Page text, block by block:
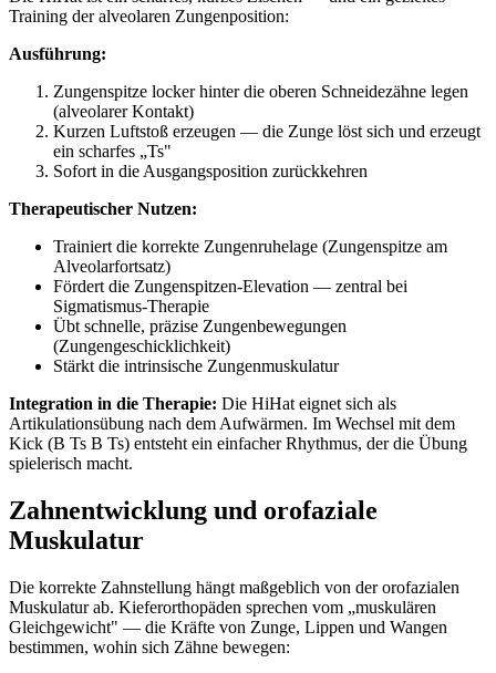
Training der alveolaren Zungenposition:
Ausführung:
Zungenspitze locker hinter die oberen Schneidezähne legen
(alveolarer Kontakt)
Kurzen Luftstoß erzeugen — die Zunge löst sich und erzeugt
ein scharfes „Ts"
Sofort in die Ausgangsposition zurückkehren
Therapeutischer Nutzen:
Trainiert die korrekte Zungenruhelage (Zungenspitze am
Alveolarfortsatz)
Fördert die Zungenspitzen-Elevation — zentral bei
Sigmatismus-Therapie
Übt schnelle, präzise Zungenbewegungen
(Zungengeschicklichkeit)
Stärkt die intrinsische Zungenmuskulatur
Integration in die Therapie: Die HiHat eignet sich als
Artikulationsübung nach dem Aufwärmen. Im Wechsel mit dem
Kick (B Ts B Ts) entsteht ein einfacher Rhythmus, der die Übung
spielerisch macht.
Zahnentwicklung und orofaziale
Muskulatur
Die korrekte Zahnstellung hängt maßgeblich von der orofazialen
Muskulatur ab. Kieferorthopäden sprechen vom „muskulären
Gleichgewicht" — die Kräfte von Zunge, Lippen und Wangen
bestimmen, wohin sich Zähne bewegen: